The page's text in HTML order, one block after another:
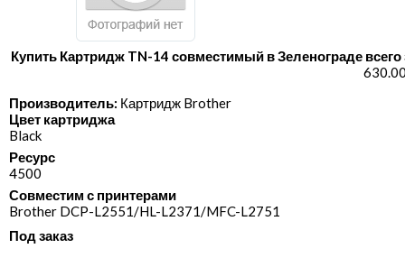
Купить Картридж TN-14 совместимый в Зеленограде всего
Производитель: Картридж Brother
Цвет картриджа
Black
Ресурс
4500
Совместим с принтерами
Brother DCP-L2551/​HL-L2371/​MFC-L2751
Под заказ